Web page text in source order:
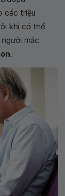
các triệu
khi có thể
mắc
.